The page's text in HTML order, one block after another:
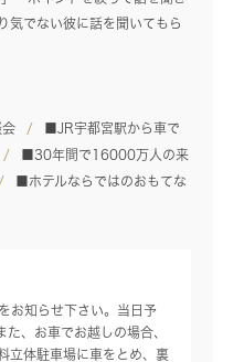
気でない彼に話を聞いてもら
会
■JR宇都宮駅から車で
■30年間で16000万人の来
■ホテルならではのおもてな
お知らせ下さい。当日予
た、お車でお越しの場合、
立体駐車場に車をとめ、裏